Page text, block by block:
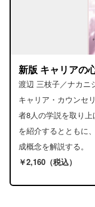
新版 キャリアの
渡辺 三枝子／ナカニ
キャリア・カウンセ
者8人の学説を取り
を紹介するとともに
成概念を解説する。
￥2,160（税込）